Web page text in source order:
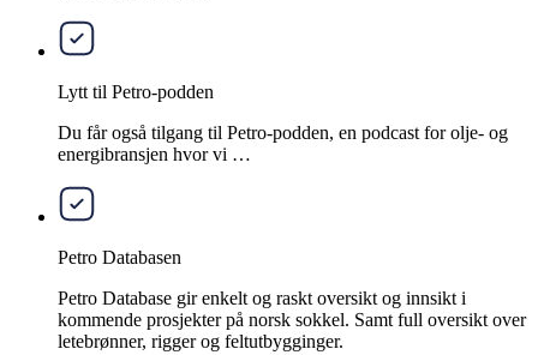
Lytt til Petro-podden
Du får også tilgang til Petro-podden, en podcast for olje- og
energibransjen hvor vi …
Petro Databasen
Petro Database gir enkelt og raskt oversikt og innsikt i
kommende prosjekter på norsk sokkel. Samt full oversikt over
letebrønner, rigger og feltutbygginger.